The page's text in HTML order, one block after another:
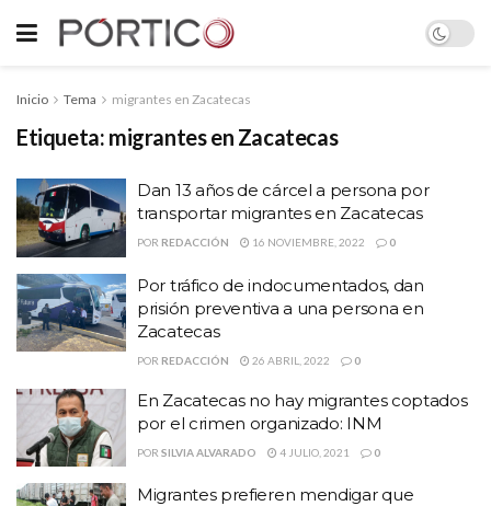
Inicio Tema migrantes en Zacatecas
Etiqueta: migrantes en Zacatecas
Dan 13 años de cárcel a persona por
transportar migrantes en Zacatecas
POR REDACCIÓN 16 NOVIEMBRE, 2022 0
Por tráfico de indocumentados, dan
prisión preventiva a una persona en
Zacatecas
POR REDACCIÓN 26 ABRIL, 2022 0
En Zacatecas no hay migrantes coptados
por el crimen organizado: INM
POR SILVIA ALVARADO 4 JULIO, 2021 0
Migrantes prefieren mendigar que